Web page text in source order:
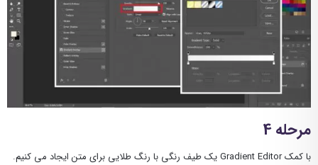
مرحله 4
با کمک Gradient Editor یک طیف رنگی با رنگ طلایی برای متن ایجاد می کنیم.